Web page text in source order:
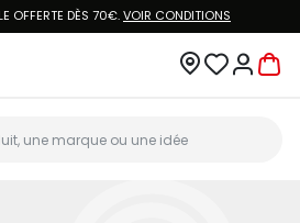
? CRÉEZ UN NOUVEAU MOT DE PASSE ET ACCÉDEZ
ÀVOTRE COMPTE.